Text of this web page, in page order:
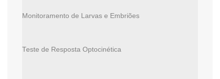
Monitoramento de Larvas e Embriões
Teste de Resposta Optocinética